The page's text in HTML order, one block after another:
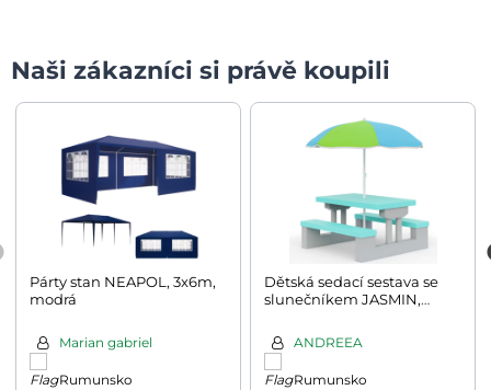
Naši zákazníci si právě koupili
Párty stan NEAPOL, 3x6m,
modrá
Marian gabriel
Rumunsko
Dětská sedací sestava se
slunečníkem JASMIN,
šedá/mátová
ANDREEA
Rumunsko